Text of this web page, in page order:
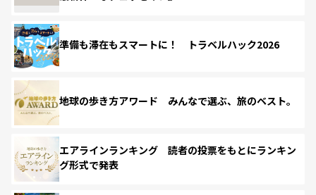
準備も滞在もスマートに！ トラベルハック2026
地球の歩き方アワード みんなで選ぶ、旅のベスト。
エアラインランキング 読者の投票をもとにランキン
グ形式で発表